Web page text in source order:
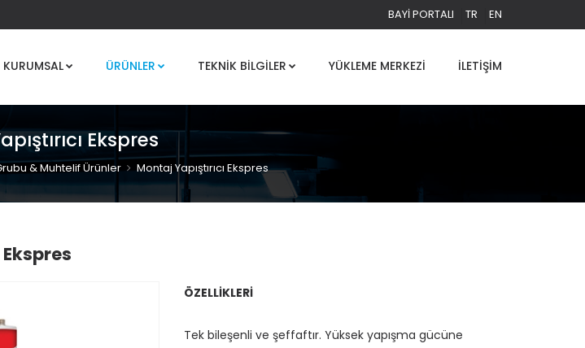
BAYI PORTALI TR EN
KURUMSAL ÜRÜNLER TEKNIK BILGILER YÜKLEME MERKEZI İLETIŞIM
Ekspres
& Muhtelif Ürünler Montaj Yapıştırıcı Ekspres
Ekspres
ÖZELLİKLERİ
Tek bileşenli ve şeffaftır. Yüksek yapışma gücüne